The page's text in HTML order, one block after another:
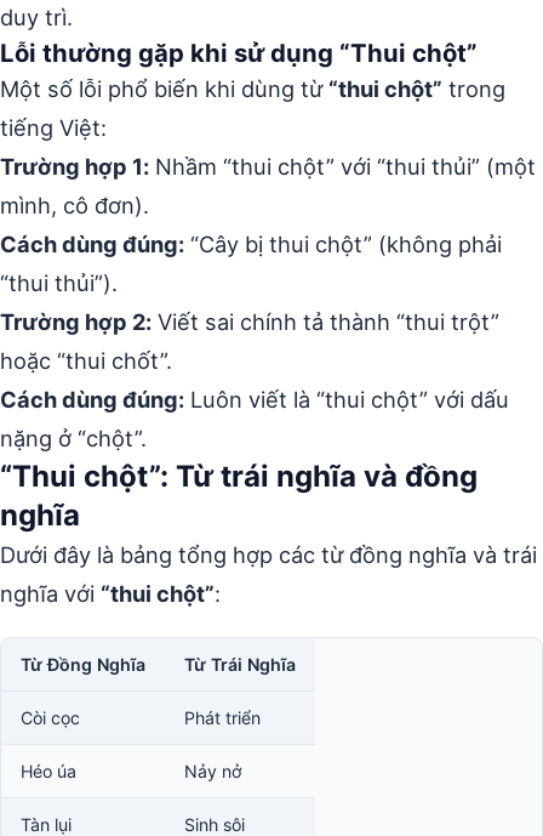
duy trì.
Lỗi thường gặp khi sử dụng “Thui chột”
Một số lỗi phổ biến khi dùng từ “thui chột” trong
tiếng Việt:
Trường hợp 1: Nhầm “thui chột” với “thui thủi” (một
mình, cô đơn).
Cách dùng đúng: “Cây bị thui chột” (không phải
“thui thủi”).
Trường hợp 2: Viết sai chính tả thành “thui trột”
hoặc “thui chốt”.
Cách dùng đúng: Luôn viết là “thui chột” với dấu
nặng ở “chột”.
“Thui chột”: Từ trái nghĩa và đồng
nghĩa
Dưới đây là bảng tổng hợp các từ đồng nghĩa và trái
nghĩa với “thui chột”:
Từ Đồng Nghĩa Từ Trái Nghĩa
Còi cọc Phát triển
Héo úa Nảy nở
Tàn lụi Sinh sôi